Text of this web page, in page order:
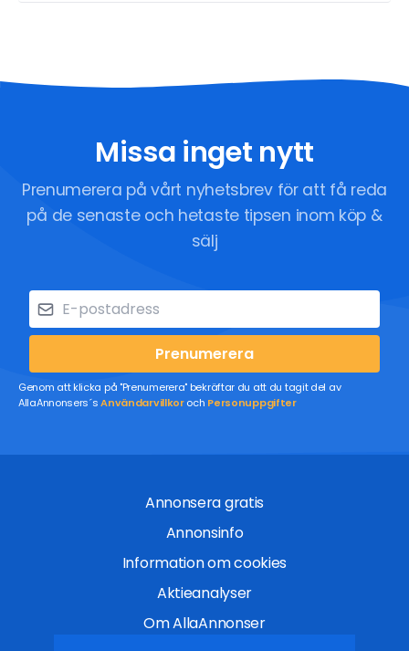
Missa inget nytt
Prenumerera på vårt nyhetsbrev för att få reda
på de senaste och hetaste tipsen inom köp &
sälj
Prenumerera
Genom att klicka på "Prenumerera" bekräftar du att du tagit del av
AllaAnnonsers´sAnvändarvillkoroch Personuppgifter
Annonsera gratis
Annonsinfo
Information om cookies
Aktieanalyser
Om AllaAnnonser